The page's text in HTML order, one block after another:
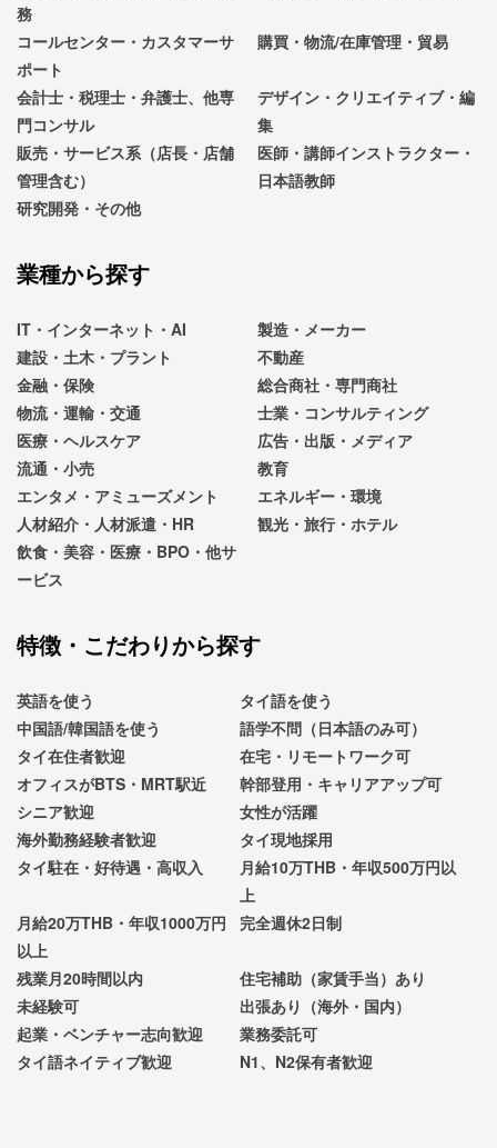
務
コールセンター・カスタマーサ
ポート
購買・物流/在庫管理・貿易
会計士・税理士・弁護士、他専
門コンサル
デザイン・クリエイティブ・編
集
販売・サービス系（店長・店舗
管理含む）
医師・講師インストラクター・
日本語教師
研究開発・その他
業種から探す
IT・インターネット・AI
製造・メーカー
建設・土木・プラント
不動産
金融・保険
総合商社・専門商社
物流・運輸・交通
士業・コンサルティング
医療・ヘルスケア
広告・出版・メディア
流通・小売
教育
エンタメ・アミューズメント
エネルギー・環境
人材紹介・人材派遣・HR
観光・旅行・ホテル
飲食・美容・医療・BPO・他サ
ービス
特徴・こだわりから探す
英語を使う
タイ語を使う
中国語/韓国語を使う
語学不問（日本語のみ可）
タイ在住者歓迎
在宅・リモートワーク可
オフィスがBTS・MRT駅近
幹部登用・キャリアアップ可
シニア歓迎
女性が活躍
海外勤務経験者歓迎
タイ現地採用
タイ駐在・好待遇・高収入
月給10万THB・年収500万円以
上
月給20万THB・年収1000万円
以上
完全週休2日制
残業月20時間以内
住宅補助（家賃手当）あり
未経験可
出張あり（海外・国内）
起業・ベンチャー志向歓迎
業務委託可
タイ語ネイティブ歓迎
N1、N2保有者歓迎